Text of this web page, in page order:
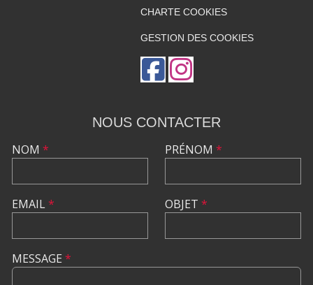
CHARTE COOKIES
GESTION DES COOKIES
NOUS CONTACTER
NOM *
EMAIL*
PRÉNOM *
OBJET *
MESSAGE *